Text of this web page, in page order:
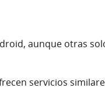
aunque otras
servicios